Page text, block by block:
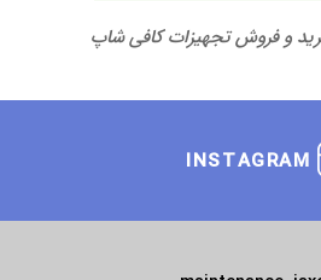
خرید و فروش تجهیزات کافی شاپ
INSTAGRAM